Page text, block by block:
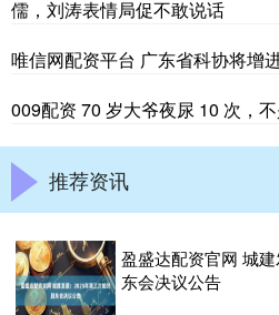
儒，刘涛表情局促不敢说话
唯信网配资平台 广东省科协将增
009配资 70 岁大爷夜尿 10 次，不
推荐资讯
盈盛达配资官网 城
东会决议公告